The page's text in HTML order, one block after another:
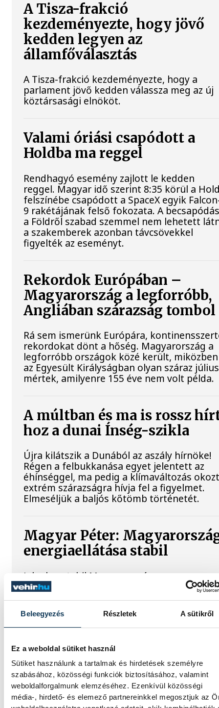
Beleegyezés Részletek A sütikről
Ez a weboldal sütiket használ
Sütiket használunk a tartalmak és hirdetések személyre
szabásához, közösségi funkciók biztosításához, valamint
weboldalforgalmunk elemzéséhez. Ezenkívül közösségi
média-, hirdető- és elemező partnereinkkel megosztjuk az
A Tisza-frakció
kezdeményezte, hogy jövő
kedden legyen az
államfőválasztás
A Tisza-frakció kezdeményezte, hogy a
parlament jövő kedden válassza meg az új
köztársasági elnököt.
Valami óriási csapódott a
Holdba ma reggel
Rendhagyó esemény zajlott le kedden
reggel. Magyar idő szerint 8:35 körül a
felszínébe csapódott a SpaceX egyik
9 rakétájának felső fokozata. A
a Földről szabad szemmel nem lehetett
a szakemberek azonban távcsövekkel
figyelték az eseményt.
Rekordok Európában –
Magyarország a legforróbb,
Angliában szárazság tombol
Rá sem ismerünk Európára,
rekordokat dönt a hőség. Magyarország a
legforróbb országok közé került, miközben
az Egyesült Királyságban olyan száraz
mértek, amilyenre 155 éve nem volt példa.
A múltban és ma is rossz
hoz a dunai Ínség-szikla
Újra kilátszik a Dunából az aszály hírnöke!
Régen a felbukkanása egyet jelentett az
éhínséggel, ma pedig a klímaváltozás
extrém szárazságra hívja fel a figyelmet.
Elmeséljük a baljós kőtömb történetét.
Magyar Péter:
energiaellátása stabil
Jelenleg stabil Magyarország
energiaellátása, a paksi erőmű
azon dolgoznak, hogy az utolsó még
turbina hibamentesen működjön - közölte
miniszterelnök a paksi erőműnél tett keddi
látogatása során.
SPORT